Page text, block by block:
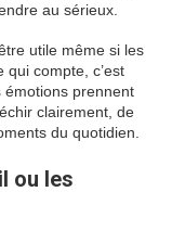
au sérieux.
utile même si les
qui compte, c’est
émotions prennent
clairement, de
du quotidien.
ou les